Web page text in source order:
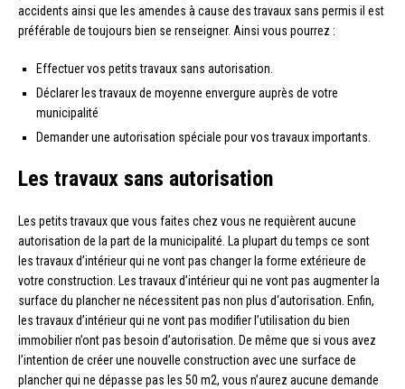
accidents ainsi que les amendes à cause des travaux sans permis il est
préférable de toujours bien se renseigner. Ainsi vous pourrez :
Effectuer vos petits travaux sans autorisation.
Déclarer les travaux de moyenne envergure auprès de votre
municipalité
Demander une autorisation spéciale pour vos travaux importants.
Les travaux sans autorisation
Les petits travaux que vous faites chez vous ne requièrent aucune
autorisation de la part de la municipalité. La plupart du temps ce sont
les travaux d’intérieur qui ne vont pas changer la forme extérieure de
votre construction. Les travaux d’intérieur qui ne vont pas augmenter la
surface du plancher ne nécessitent pas non plus d‘autorisation. Enfin,
les travaux d’intérieur qui ne vont pas modifier l’utilisation du bien
immobilier n’ont pas besoin d’autorisation. De même que si vous avez
l’intention de créer une nouvelle construction avec une surface de
plancher qui ne dépasse pas les 50 m2, vous n’aurez aucune demande